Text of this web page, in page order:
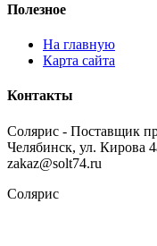
Полезное
На главную
Карта сайта
Контакты
Солярис - Поставщик
Челябинск, ул. Кирова
zakaz@solt74.ru
Солярис